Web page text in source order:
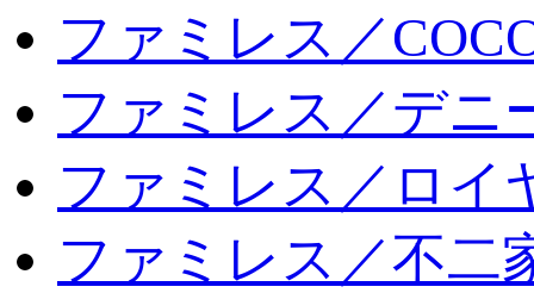
ファミレス／
ファミレス／デニ
ファミレス／ロイ
ファミレス／不二